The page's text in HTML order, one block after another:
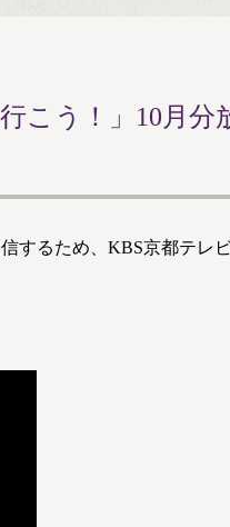
こう！」10月分
するため、KBS京都テレ